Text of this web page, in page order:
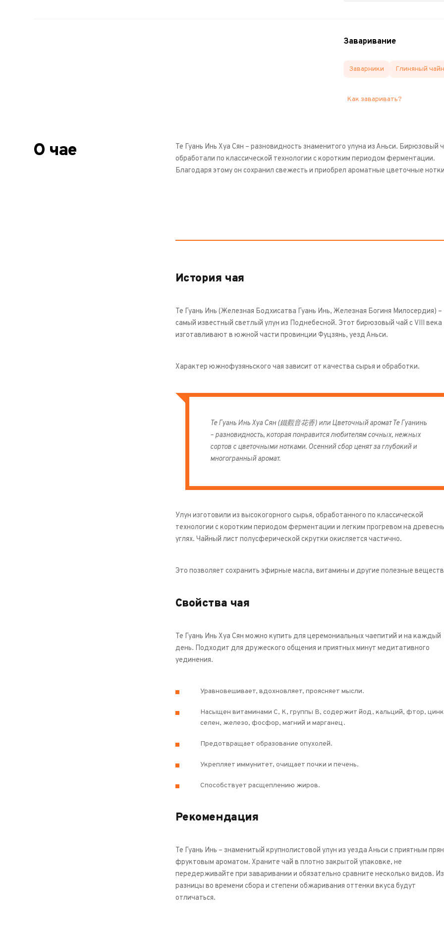
Заваривание
Заварники Глиняный
Как заваривать?
О чае
Те Гуань Инь Хуа Сян – разновидность знаменитого улуна из Аньси. Бирюзовый
обработали по классической технологии с коротким периодом ферментации.
Благодаря этому он сохранил свежесть и приобрел ароматные цветочные
История чая
Те Гуань Инь (Железная Бодхисатва Гуань Инь, Железная Богиня Милосердия) –
самый известный светлый улун из Поднебесной. Этот бирюзовый чай с VIII века
изготавливают в южной части провинции Фуцзянь, уезд Аньси.
Характер южнофузяньского чая зависит от качества сырья и обработки.
Те Гуань Инь Хуа Сян (鐵觀音花香) или Цветочный аромат Те Гуанинь
– разновидность, которая понравится любителям сочных, нежных
сортов с цветочными нотками. Осенний сбор ценят за глубокий и
многогранный аромат.
Улун изготовили из высокогорного сырья, обработанного по классической
технологии с коротким периодом ферментации и легким прогревом на
углях. Чайный лист полусферической скрутки окисляется частично.
Это позволяет сохранить эфирные масла, витамины и другие полезные
Свойства чая
Те Гуань Инь Хуа Сян можно купить для церемониальных чаепитий и на каждый
день. Подходит для дружеского общения и приятных минут медитативного
уединения.
Уравновешивает, вдохновляет, проясняет мысли.
Насыщен витаминами С, К, группы В, содержит йод, кальций, фтор,
селен, железо, фосфор, магний и марганец.
Предотвращает образование опухолей.
Укрепляет иммунитет, очищает почки и печень.
Способствует расщеплению жиров.
Рекомендация
Те Гуань Инь – знаменитый крупнолистовой улун из уезда Аньси с приятным
фруктовым ароматом. Храните чай в плотно закрытой упаковке, не
передерживайте при заваривании и обязательно сравните несколько видов.
разницы во времени сбора и степени обжаривания оттенки вкуса будут
отличаться.